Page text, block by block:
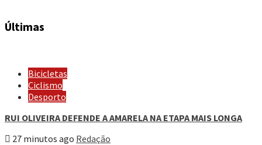
Últimas
Bicicletas
Ciclismo
Desporto
RUI OLIVEIRA DEFENDE A AMARELA NA ETAPA MAIS LONGA
27 minutos ago Redação